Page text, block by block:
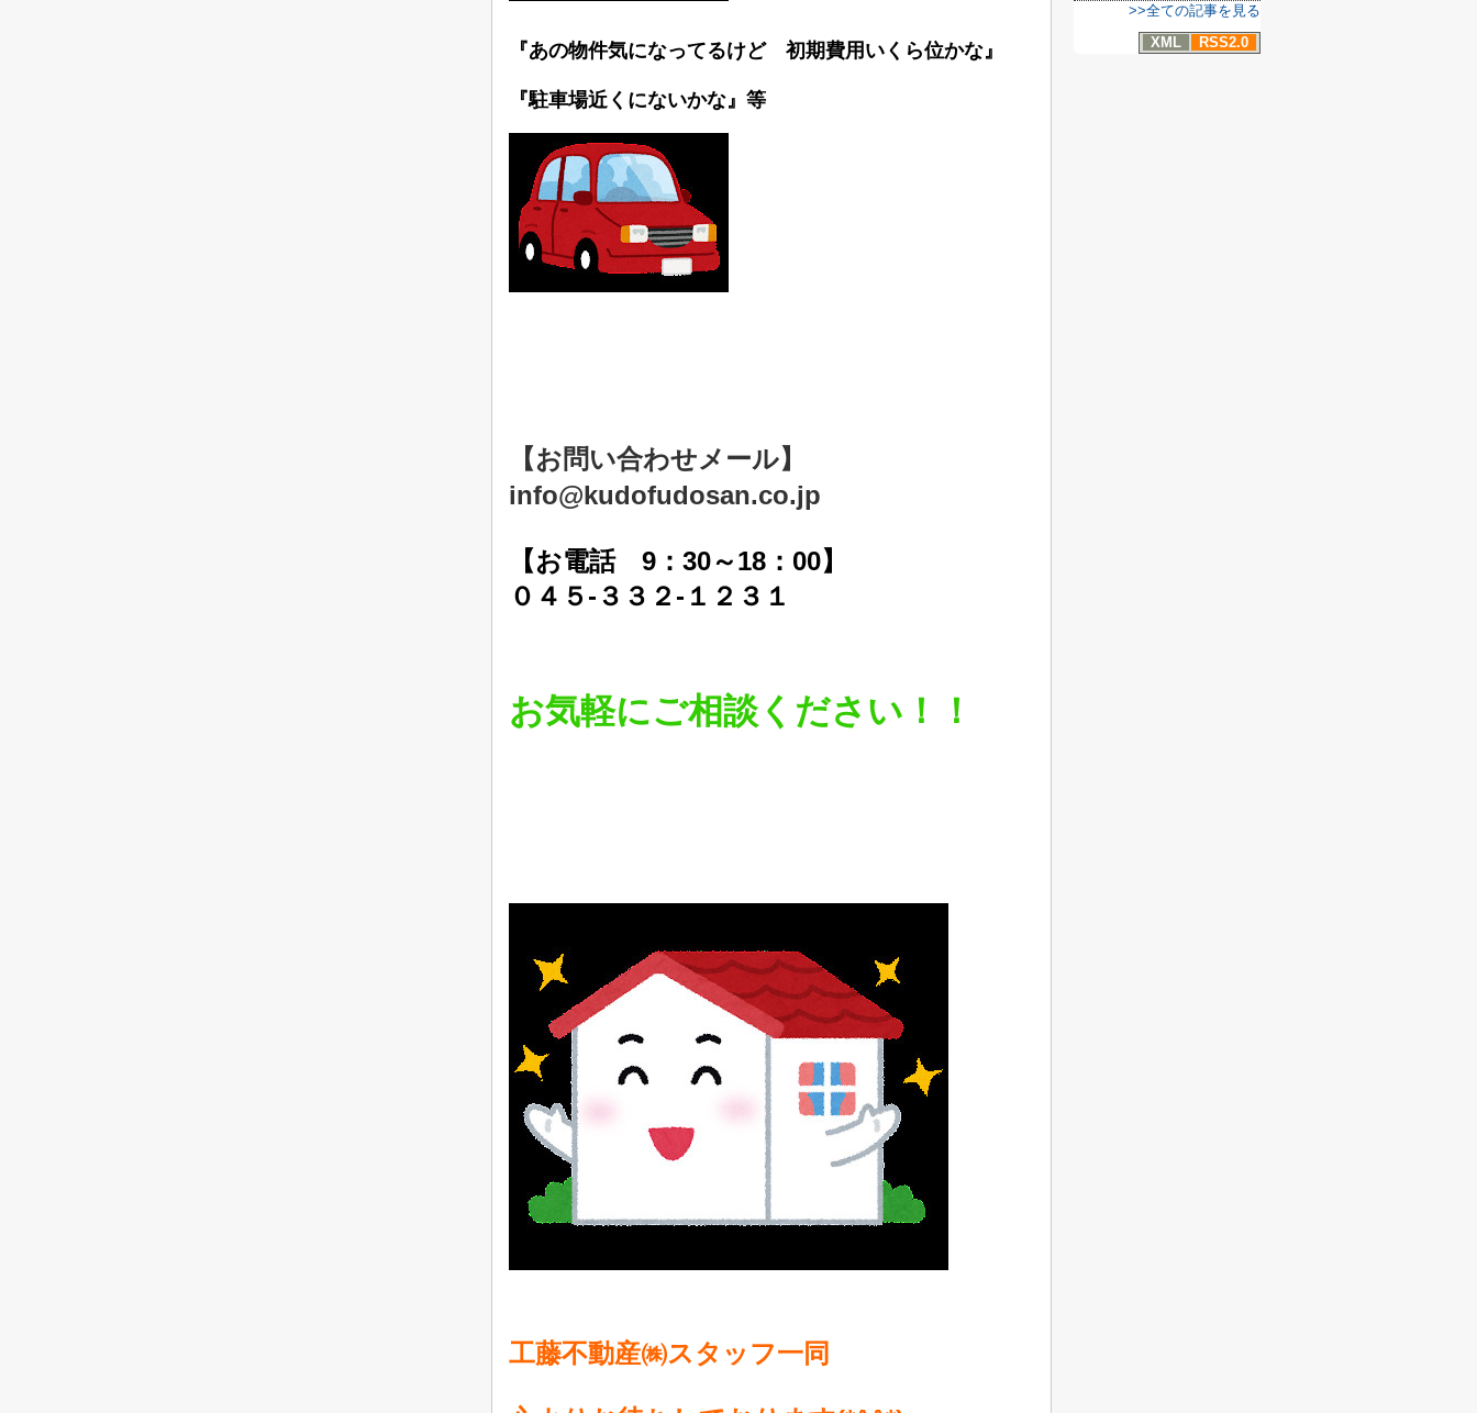
『あの物件気になってるけど 初期費用いくら位かな』
『駐車場近くにないかな』等
【お問い合わせメール】
info@kudofudosan.co.jp
【お電話 9：30～18：00】
０４５-３３２-１２３１
お気軽にご相談ください！！
工藤不動産㈱スタッフ一同
>>全ての記事を見る
XML
RSS2.0